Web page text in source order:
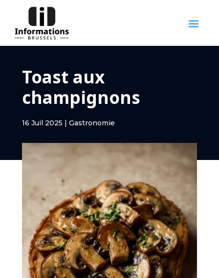
Toast aux
champignons
16 Juil 2025 | Gastronomie